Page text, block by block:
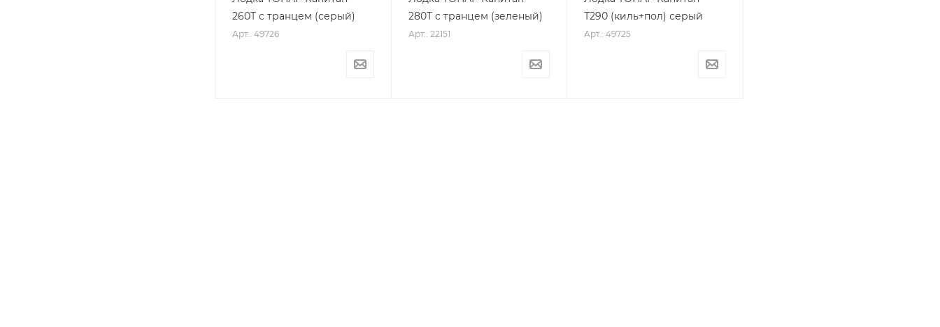
260Т с транцем (серый)
Арт.: 49726
280Т с транцем (зеленый)
Арт.: 22151
Т290 (киль+пол) серый
Арт.: 49725